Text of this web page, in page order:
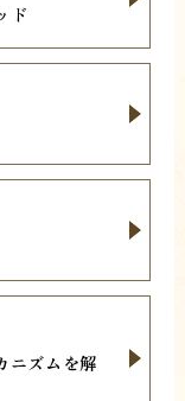
ド
ニズムを解